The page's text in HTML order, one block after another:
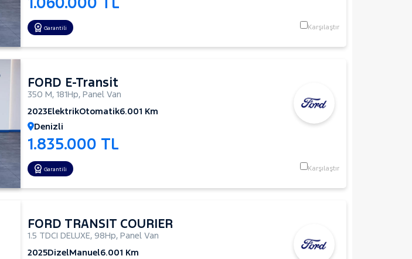
Garantili Karşılaştır
FORD E-Transit
350 M, 181Hp, Panel Van
2023ElektrikOtomatik6.001 Km
Denizli
1.835.000 TL
Garantili Karşılaştır
FORD TRANSIT COURIER
1.5 TDCI DELUXE, 98Hp, Panel Van
2025DizelManuel6.001 Km